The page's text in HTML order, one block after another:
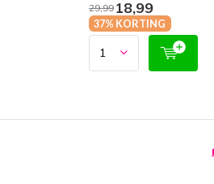
29,9918,99
37% KORTING